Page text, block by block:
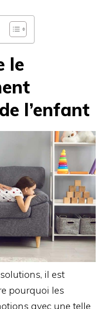
le
l’enfant
il est
pourquoi les
avec une telle